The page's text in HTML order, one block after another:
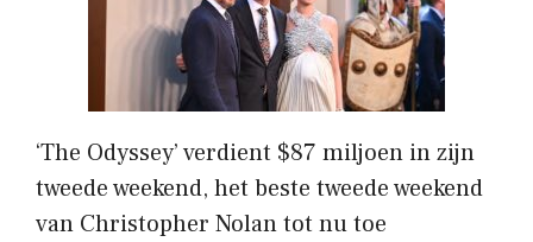
‘The Odyssey’ verdient $87 miljoen in zijn
tweede weekend, het beste tweede weekend
van Christopher Nolan tot nu toe